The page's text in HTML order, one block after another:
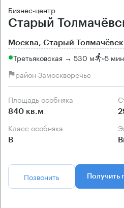
Бизнес-центр
Старый
Москва, Старый
Третьяковская → 530 м ~5 мин
район Замоскворечье
Площадь особняка
840 кв.м
Класс особняка
B
Позвонить Получить